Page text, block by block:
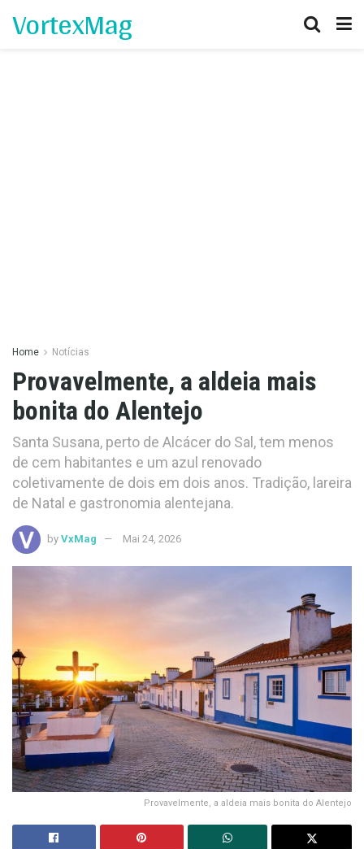
VortexMag
Home Notícias
Provavelmente, a aldeia mais
bonita do Alentejo
Santa Susana, perto de Alcácer do Sal, tem menos
de cem habitantes e um azul renovado
coletivamente de dois em dois anos. Tradição, lareira
de Natal e gastronomia alentejana.
by VxMag Mai 24, 2026
Provavelmente, a aldeia mais bonita do Alentejo